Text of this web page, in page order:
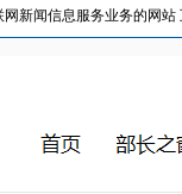
新闻信息服务业务的网站